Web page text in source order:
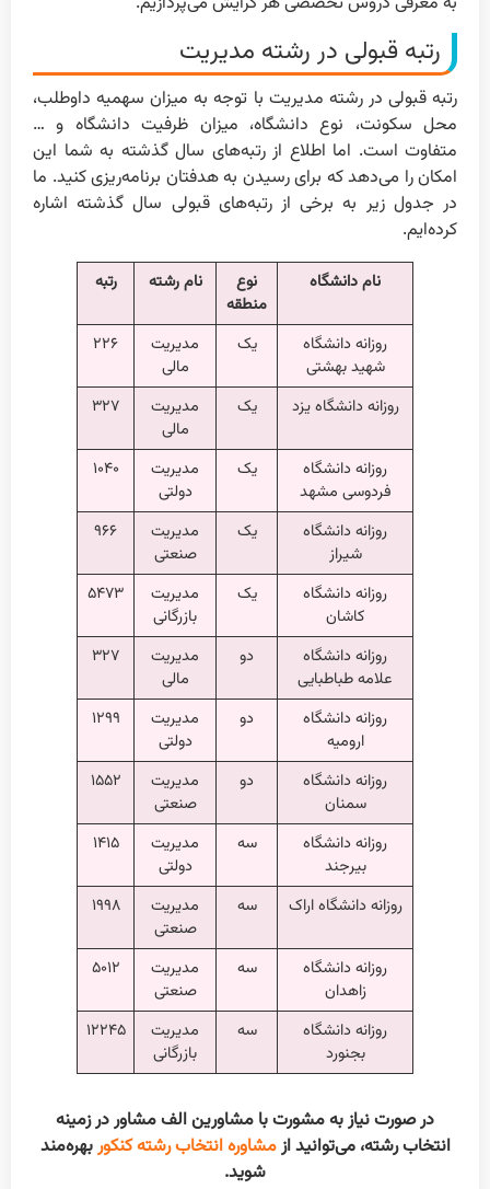
رتبه قبولی در رشته مدیریت
رتبه قبولی در رشته‌ مدیریت با توجه به میزان سهمیه داوطلب،
محل سکونت، نوع دانشگاه، میزان ظرفیت دانشگاه و …
متفاوت است. اما اطلاع از رتبه‌های سال گذشته به شما این
امکان را می‌دهد که برای رسیدن به هدفتان برنامه‌ریزی کنید. ما
در جدول زیر به برخی از رتبه‌های قبولی سال گذشته اشاره
کرده‌ایم.
نام دانشگاه
نوع
منطقه
نام رشته رتبه
روزانه دانشگاه
شهید بهشتی
یک
مدیریت
مالی
۲۲۶
روزانه دانشگاه یزد یک
مدیریت
مالی
۳۲۷
روزانه دانشگاه
فردوسی مشهد
یک
مدیریت
دولتی
۱۰۴۰
روزانه دانشگاه
شیراز
یک
مدیریت
صنعتی
۹۶۶
روزانه دانشگاه
کاشان
یک
مدیریت
بازرگانی
۵۴۷۳
روزانه دانشگاه
علامه طباطبایی
دو
مدیریت
مالی
۳۲۷
روزانه دانشگاه
ارومیه
دو
مدیریت
دولتی
۱۲۹۹
روزانه دانشگاه
سمنان
دو
مدیریت
صنعتی
۱۵۵۲
روزانه دانشگاه
بیرجند
سه
مدیریت
دولتی
۱۴۱۵
روزانه دانشگاه اراک سه
مدیریت
صنعتی
۱۹۹۸
روزانه دانشگاه
زاهدان
سه
مدیریت
صنعتی
۵۰۱۲
روزانه دانشگاه
بجنورد
سه
مدیریت
بازرگانی
۱۲۲۴۵
در صورت نیاز به مشورت با مشاورین الف مشاور در زمینه
انتخاب رشته، می‌توانید ازمشاوره انتخاب رشته کنکوربهره‌مند
شوید.